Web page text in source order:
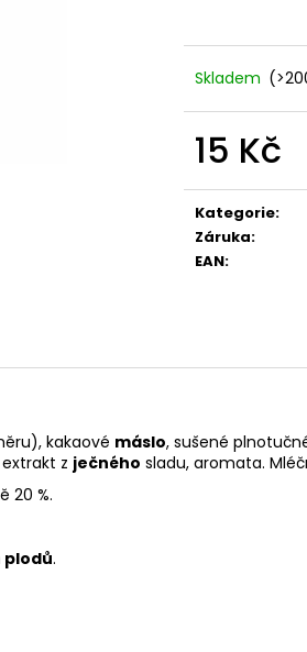
Skladem
15 Kč
cena:
Kategorie:
Záruka:
EAN:
kakaové máslo, sušené
z ječného sladu, aromata.
20 %.
.
5